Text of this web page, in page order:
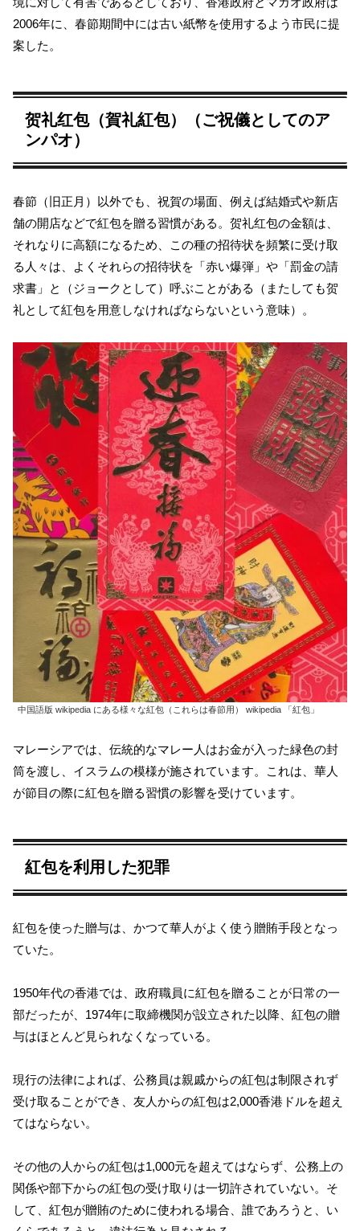
2006年に、春節期間中には古い紙幣を使用するよう市民に提
案した。
贺礼红包（賀礼紅包）（ご祝儀としてのア
ンパオ）
春節（旧正月）以外でも、祝賀の場面、例えば結婚式や新店
舗の開店などで紅包を贈る習慣がある。贺礼红包の金額は、
それなりに高額になるため、この種の招待状を頻繁に受け取
る人々は、よくそれらの招待状を「赤い爆弾」や「罰金の請
求書」と（ジョークとして）呼ぶことがある（またしても贺
礼として紅包を用意しなければならないという意味）。
中国語版 wikipedia にある様々な紅包（これらは春節用） wikipedia 「紅包」
マレーシアでは、伝統的なマレー人はお金が入った緑色の封
筒を渡し、イスラムの模様が施されています。これは、華人
が節目の際に紅包を贈る習慣の影響を受けています。
紅包を利用した犯罪
紅包を使った贈与は、かつて華人がよく使う贈賄手段となっ
ていた。
1950年代の香港では、政府職員に紅包を贈ることが日常の一
部だったが、1974年に取締機関が設立された以降、紅包の贈
与はほとんど見られなくなっている。
現行の法律によれば、公務員は親戚からの紅包は制限されず
受け取ることができ、友人からの紅包は2,000香港ドルを超え
てはならない。
その他の人からの紅包は1,000元を超えてはならず、公務上の
関係や部下からの紅包の受け取りは一切許されていない。そ
して、紅包が贈賄のために使われる場合、誰であろうと、い